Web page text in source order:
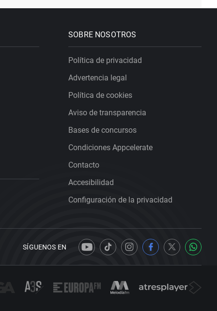
SOBRE NOSOTROS
Política de privacidad
Advertencia legal
Política de cookies
Aviso de transparencia
Bases de concursos
Condiciones Appcelerate
Contacto
Accesibilidad
Configuración de la privacidad
SÍGUENOS EN